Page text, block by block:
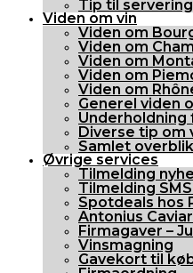
Tip til
Viden om vin
Viden om
Viden om
Viden om
Viden om
Viden om
Generel viden
Underholdning
Diverse tip om
Samlet overblik
Øvrige services
Tilmelding
Tilmelding
Spotdeals hos
Antonius Caviar
Firmagaver –
Vinsmagning
Gavekort til